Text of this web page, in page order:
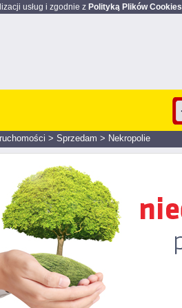
usług i zgodnie z Polityką Plików Cookies
> Sprzedam > Nekropolie